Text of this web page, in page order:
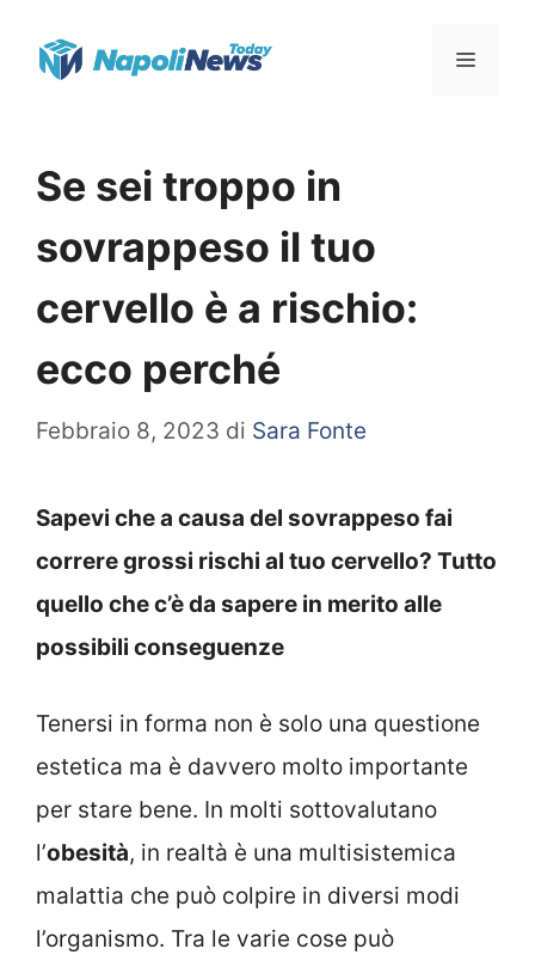
Menu
Se sei troppo in
sovrappeso il tuo
cervello è a rischio:
ecco perché
Febbraio 8, 2023 di Sara Fonte
Sapevi che a causa del sovrappeso fai
correre grossi rischi al tuo cervello? Tutto
quello che c’è da sapere in merito alle
possibili conseguenze
Tenersi in forma non è solo una questione
estetica ma è davvero molto importante
per stare bene. In molti sottovalutano
l’obesità, in realtà è una multisistemica
malattia che può colpire in diversi modi
l’organismo. Tra le varie cose può